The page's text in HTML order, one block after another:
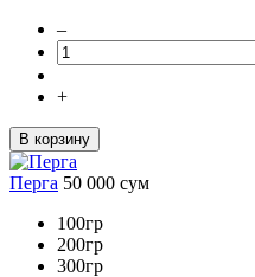
–
+
В корзину
Перга 50 000 сум
100гр
200гр
300гр